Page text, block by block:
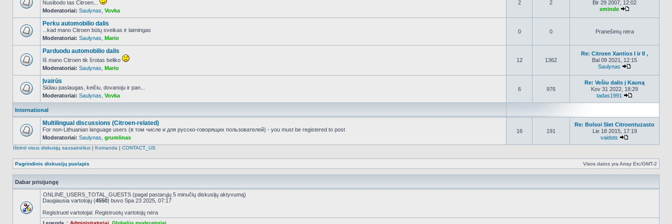
NO_UNREAD_POSTS
Nusibodo tas Citroen...
Moderatoriai: Saulynas Vovka
2 2
Bir 29 2007, 12:02
xminde
NO_UNREAD_POSTS
Perku automobilio dalis
...kad mano Citroen būtų sveikas ir laimingas
Moderatoriai: Saulynas Mario
0 0 Pranešimų nėra
NO_UNREAD_POSTS
Parduodu automobilio dalis
Iš mano Citroen tik šrotas beliko
Moderatoriai: Saulynas Mario
12 1362
Re: Citroen Xantios I ir II ,
Bal 09 2021, 12:15
Saulynas
NO_UNREAD_POSTS
Įvairūs
Siūlau paslaugas, keičiu, dovanoju ir pan...
Moderatoriai: Saulynas Vovka
6 976
Re: Vešiu dalis į Kauną
Kov 31 2022, 18:29
tadas1991
International
NO_UNREAD_POSTS
Multilingual discussions (Citroen-related)
For non-Lithuanian language users (в том числе и для русско-говорящих пользователей) - you must be registered to post
Moderatoriai: Saulynas grumlinas
16 191
Re: Bolsoi Slet Citroentuzasto
Lie 18 2015, 17:19
vaidots
Ištrinti visus diskusijų sausainėlius | Komanda | CONTACT_US
Pagrindinis diskusijų puslapis Visos datos yra Array Etc/GMT-2
Dabar prisijungę
ONLINE_USERS_TOTAL_GUESTS (pagal pastarųjų 5 minučių diskusijų aktyvumą)
Daugiausia vartotojų (4550) buvo Spa 23 2025, 07:17
Registruoti vartotojai: Registruotų vartotojų nėra
Legenda :: Administratoriai Globalūs moderatoriai